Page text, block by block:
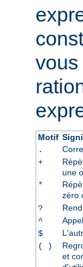
vous
Motif
.
+
une
*
zéro
?
^
$
( )
et